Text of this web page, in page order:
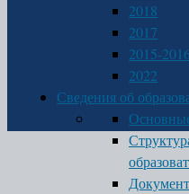
2018
2017
2015-2016
2022
Сведения об